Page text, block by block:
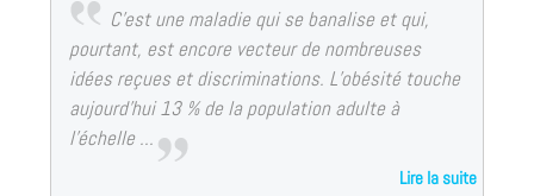
C’est une maladie qui se banalise et qui,
pourtant, est encore vecteur de nombreuses
idées reçues et discriminations. L’obésité touche
aujourd’hui 13 % de la population adulte à
l’échelle ...
Lire la suite